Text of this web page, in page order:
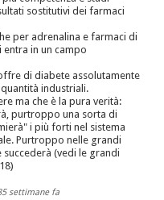
sostitutivi dei farmaci
per adrenalina e farmaci di
entra in un campo
di diabete assolutamente
industriali.
ma che è la pura verità:
purtroppo una sorta di
i più forti nel sistema
Purtroppo nelle grandi
(vedi le grandi
settimane fa